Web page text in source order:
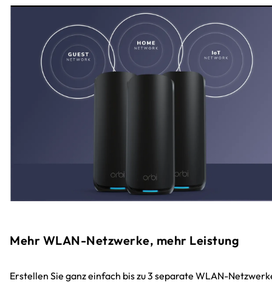
Mehr WLAN-Netzwerke, mehr Leistung
Erstellen Sie ganz einfach bis zu 3 separate WLAN-